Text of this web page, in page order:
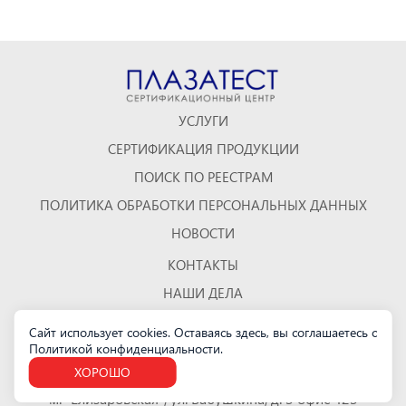
УСЛУГИ
СЕРТИФИКАЦИЯ ПРОДУКЦИИ
ПОИСК ПО РЕЕСТРАМ
ПОЛИТИКА ОБРАБОТКИ ПЕРСОНАЛЬНЫХ ДАННЫХ
НОВОСТИ
КОНТАКТЫ
НАШИ ДЕЛА
КАРТА САЙТА
Санкт-Петербург
м. "Елизаровская", ул. Бабушкина, д. 3 офис 423
Сайт использует cookies. Оставаясь здесь, вы соглашаетесь с
Политикой конфиденциальности.
ХОРОШО